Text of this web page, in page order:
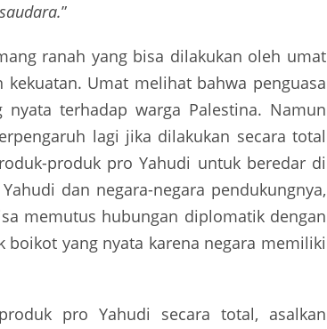
”
ranah yang bisa dilakukan oleh umat
Umat melihat bahwa penguasa
terhadap warga Palestina. Namun
lagi jika dilakukan secara total
produk pro Yahudi untuk beredar di
dan negara-negara pendukungnya,
memutus hubungan diplomatik dengan
yang nyata karena negara memiliki
pro Yahudi secara total, asalkan